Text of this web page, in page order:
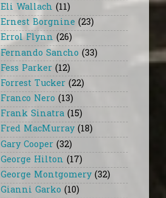
Eli Wallach (11)
Ernest Borgnine (23)
Errol Flynn (26)
Fernando Sancho (33)
Fess Parker (12)
Forrest Tucker (22)
Franco Nero (13)
Frank Sinatra (15)
Fred MacMurray (18)
Gary Cooper (32)
George Hilton (17)
George Montgomery (32)
Gianni Garko (10)